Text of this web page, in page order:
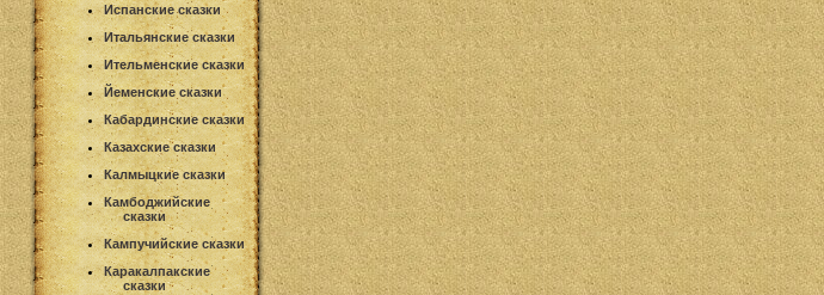
Испанские сказки
Итальянские сказки
Ительменские сказки
Йеменские сказки
Кабардинские сказки
Казахские сказки
Калмыцкие сказки
Камбоджийские
сказки
Кампучийские сказки
Каракалпакские
сказки